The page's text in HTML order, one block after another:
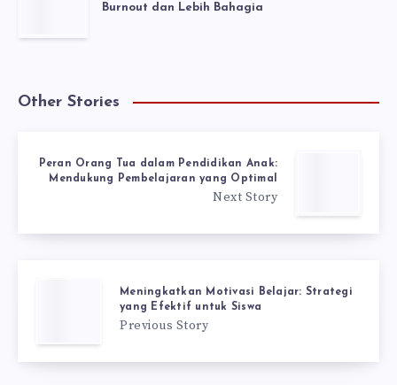
Burnout dan Lebih Bahagia
Other Stories
Peran Orang Tua dalam Pendidikan Anak:
Mendukung Pembelajaran yang Optimal
Next Story
Meningkatkan Motivasi Belajar: Strategi
yang Efektif untuk Siswa
Previous Story